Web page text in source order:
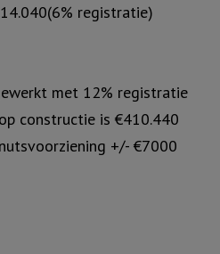
registratie)
met 12% registratie
constructie is €410.440
+/- €7000